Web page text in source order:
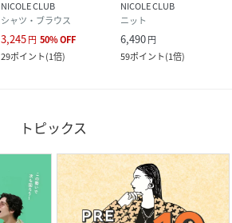
NICOLE CLUB
シャツ・ブラウス
3,245円 50%OFF
29ポイント(1倍)
NICOLE CLUB
ニット
6,490円
59ポイント(1倍)
トピックス